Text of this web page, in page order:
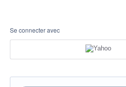
Se connecter avec